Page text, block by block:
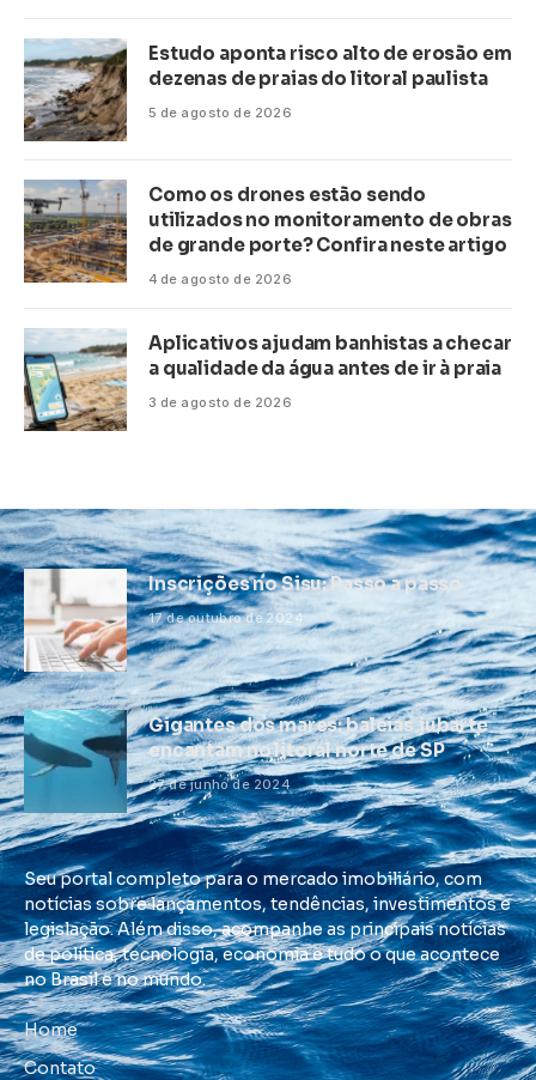
Estudo aponta risco alto de erosão em
dezenas de praias do litoral paulista
5 de agosto de 2026
Como os drones estão sendo
utilizados no monitoramento de obras
de grande porte? Confira neste artigo
4 de agosto de 2026
Aplicativos ajudam banhistas a checar
a qualidade da água antes de ir à praia
3 de agosto de 2026
Inscrições no Sisu: Passo a passo
17 de outubro de 2024
Gigantes dos mares: baleias jubarte
encantam no litoral norte de SP
27 de junho de 2024
Seu portal completo para o mercado imobiliário, com
notícias sobre lançamentos, tendências, investimentos e
legislação. Além disso, acompanhe as principais notícias
de política, tecnologia, economia e tudo o que acontece
no Brasil e no mundo.
Home
Contato